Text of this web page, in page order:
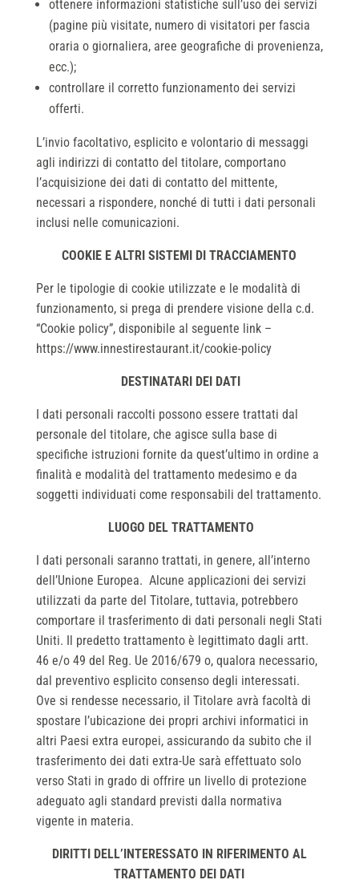
ottenere informazioni statistiche sull’uso dei servizi
(pagine più visitate, numero di visitatori per fascia
oraria o giornaliera, aree geografiche di provenienza,
ecc.);
controllare il corretto funzionamento dei servizi
offerti.
L’invio facoltativo, esplicito e volontario di messaggi
agli indirizzi di contatto del titolare, comportano
l’acquisizione dei dati di contatto del mittente,
necessari a rispondere, nonché di tutti i dati personali
inclusi nelle comunicazioni.
COOKIE E ALTRI SISTEMI DI TRACCIAMENTO
Per le tipologie di cookie utilizzate e le modalità di
funzionamento, si prega di prendere visione della c.d.
“Cookie policy”, disponibile al seguente link–
https://www.innestirestaurant.it/cookie-policy
DESTINATARI DEI DATI
I dati personali raccolti possono essere trattati dal
personale del titolare, che agisce sulla base di
specifiche istruzioni fornite da quest’ultimo in ordine a
finalità e modalità del trattamento medesimo e da
soggetti individuati come responsabili del trattamento.
LUOGO DEL TRATTAMENTO
I dati personali saranno trattati, in genere, all’interno
dell’Unione Europea. Alcune applicazioni dei servizi
utilizzati da parte del Titolare, tuttavia, potrebbero
comportare il trasferimento di dati personali negli Stati
Uniti. Il predetto trattamento è legittimato dagli artt.
46 e/o 49 del Reg. Ue 2016/679 o, qualora necessario,
dal preventivo esplicito consenso degli interessati.
Ove si rendesse necessario, il Titolare avrà facoltà di
spostare l’ubicazione dei propri archivi informatici in
altri Paesi extra europei, assicurando da subito che il
trasferimento dei dati extra-Ue sarà effettuato solo
verso Stati in grado di offrire un livello di protezione
adeguato agli standard previsti dalla normativa
vigente in materia.
DIRITTI DELL’INTERESSATO IN RIFERIMENTO AL
TRATTAMENTO DEI DATI